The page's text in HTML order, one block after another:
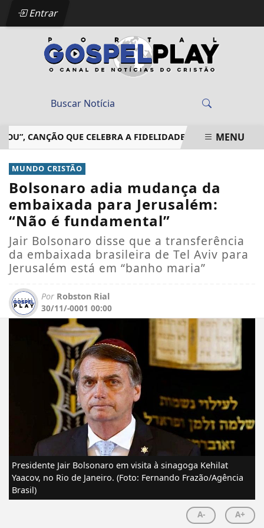
Entrar
CANÇÃO QUE CELEBRA A FIDELIDADE DE DEUS EM MEIO
EM ALTA
MENU
MUNDO CRISTÃO
Bolsonaro adia mudança da
embaixada para Jerusalém:
“Não é fundamental”
Jair Bolsonaro disse que a transferência
da embaixada brasileira de Tel Aviv para
Jerusalém está em “banho maria”
Por Robston Rial
30/11/-0001 00:00
Presidente Jair Bolsonaro em visita à sinagoga Kehilat
Yaacov, no Rio de Janeiro. (Foto: Fernando Frazão/Agência
Brasil)
A- A+